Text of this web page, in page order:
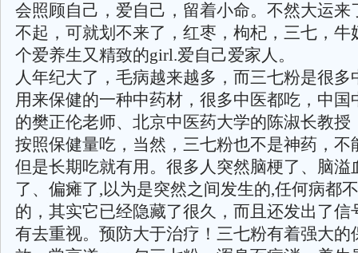
会照顾自己，爱自己，留着小命。不然大运来
不起，可就划不来了，红枣，枸杞，三七，牛
个爱养生又精致的girl.爱自己爱家人。
人年纪大了，毛病越来越多，而三七粉是很多
用来保健的一种中药材，很多中医都吃，中国
的樊正伦老师、北京中医药大学的陈淑长教授
按照保健量吃，当然，三七粉也不是神药，不
但是长期吃就有用。很多人突然脑梗了、脑溢
了、偏瘫了,以为是突然之间发生的,任何病都
的，其实它已经隐藏了很久，而且还发出了信
有去重视。预防大于治疗！三七粉有着强大的